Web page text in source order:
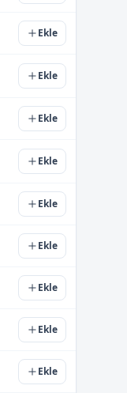
Ekle
Ekle
Ekle
Ekle
Ekle
Ekle
Ekle
Ekle
Ekle